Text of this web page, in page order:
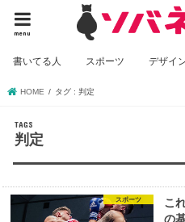
menu
書いてる人 スポーツ デザイ
HOME タグ : 判定
判定
スポーツ
こ
の